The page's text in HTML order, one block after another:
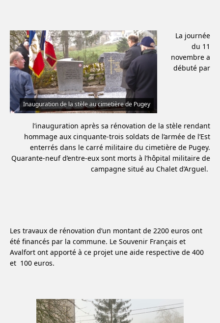
Inauguration de la stèle au cimetière de Pugey
La journée
du 11
novembre a
débuté par
l’inauguration après sa rénovation de la stèle rendant
hommage aux cinquante-trois soldats de l’armée de l’Est
enterrés dans le carré militaire du cimetière de Pugey.
Quarante-neuf d’entre-eux sont morts à l’hôpital militaire de
campagne situé au Chalet d’Arguel.
Les travaux de rénovation d’un montant de 2200 euros ont
été financés par la commune. Le Souvenir Français et
Avalfort ont apporté à ce projet une aide respective de 400
et 100 euros.